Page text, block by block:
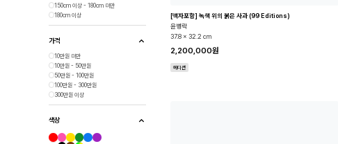
150cm 이상 - 180cm 미만
180cm 이상
가격
10만원 미만
10만원 - 50만원
50만원 - 100만원
100만원 - 300만원
300만원 이상
색상
[액자포함] 녹색 위의 붉은 사과 (99 Editions)
윤병락
37.8 x 32.2 cm
2,200,000원
에디션